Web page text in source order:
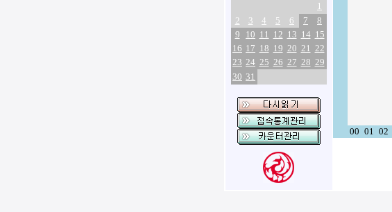
1
2
3 4 5 6 7
8
9
10 11 12 13 14 15
16 17 18 19 20 21 22
23 24 25 26 27 28 29
30 31
00 01 02